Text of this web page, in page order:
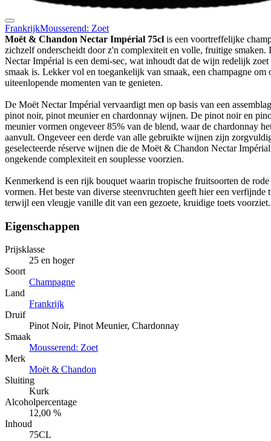
FrankrijkMousserend: Zoet
Moët & Chandon Nectar Impérial 75cl is een voortreffelijke
zichzelf onderscheidt door z'n complexiteit en volle, fruitige smaken.
Nectar Impérial is een demi-sec, wat inhoudt dat de wijn redelijk zoet
smaak is. Lekker vol en toegankelijk van smaak, een champagne om
uiteenlopende momenten van te genieten.
De Moët Nectar Impérial vervaardigt men op basis van een
pinot noir, pinot meunier en chardonnay wijnen. De pinot noir en
meunier vormen ongeveer 85% van de blend, waar de chardonnay
aanvult. Ongeveer een derde van alle gebruikte wijnen zijn
geselecteerde réserve wijnen die de Moët & Chandon Nectar
ongekende complexiteit en souplesse voorzien.
Kenmerkend is een rijk bouquet waarin tropische fruitsoorten de rode
vormen. Het beste van diverse steenvruchten geeft hier een verfijnde
terwijl een vleugje vanille dit van een gezoete, kruidige toets voorziet.
Eigenschappen
Prijsklasse
25 en hoger
Soort
Champagne
Land
Frankrijk
Druif
Pinot Noir, Pinot Meunier, Chardonnay
Smaak
Mousserend: Zoet
Merk
Moët & Chandon
Sluiting
Kurk
Alcoholpercentage
12,00 %
Inhoud
75CL